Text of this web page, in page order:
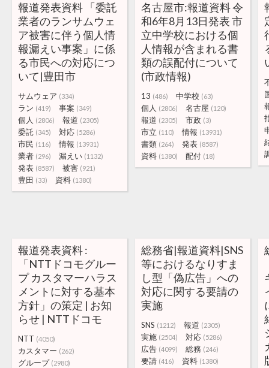
報道発表資料 「委託
業者のランサムウェ
ア被害に伴う個人情
報漏えい事案」に係
る市民への対応につ
いて|豊田市
サムウェア (334)
ラン (419) 事案 (349)
個人 (2806) 報道 (2305)
委託 (345) 対応 (5286)
市民 (116) 情報 (13931)
業者 (296) 漏えい (1132)
発表 (8587) 被害 (921)
豊田 (33) 資料 (1380)
名古屋市:報道資料 令
和6年8月13日発表 市
立中学校における個
人情報が含まれる書
類の誤配付について
(市政情報)
13 (486) 中学校 (63)
個人 (2806) 名古屋 (120)
報道 (2305) 市政 (3)
市立 (110) 情報 (13931)
書類 (264) 発表 (8587)
資料 (1380) 配付 (18)
報道発表資料 :
「NTTドコモグルー
プ カスタマーハラス
メントに対する基本
方針」の策定 | お知
らせ | NTTドコモ
NTT (4050)
カスタマー (262)
グループ (2980)
総務省|報道資料|SNS
等におけるなりすま
し型「偽広告」への
対応に関する要請の
実施
SNS (1212) 報道 (2305)
実施 (2504) 対応 (5286)
広告 (4099) 総務 (246)
要請 (416) 資料 (1380)